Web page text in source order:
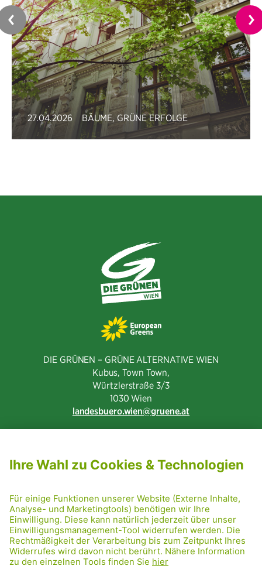
27.04.2026 BÄUME,GRÜNE ERFOLGE
DIE GRÜNEN – GRÜNE ALTERNATIVE WIEN
Kubus, Town Town,
Würtzlerstraße 3/3​
1030 Wien
landesbuero.wien
gruene.at
PRESSE
GRÜNE RADRETTUNG
FRIDAY NIGHTSKATING
NETIQUETTE